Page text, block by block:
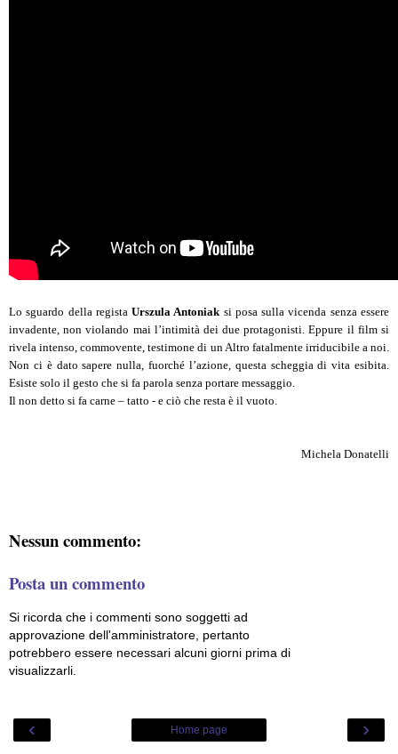
Lo sguardo della registaUrszula Antoniaksi posa sulla vicenda senza essere
invadente, non violando mai l’intimità dei due protagonisti. Eppure il film si
rivela intenso, commovente, testimone di un Altro fatalmente irriducibile a noi.
Non ci è dato sapere nulla, fuorché l’azione, questa scheggia di vita esibita.
Esiste solo il gesto che si fa parola senza portare messaggio.
Il non detto si fa carne – tatto - e ciò che resta è il vuoto.
Michela Donatelli
Nessun commento:
Posta un commento
Si ricorda che i commenti sono soggetti ad
approvazione dell'amministratore, pertanto
potrebbero essere necessari alcuni giorni prima di
visualizzarli.
‹ ›
Home page